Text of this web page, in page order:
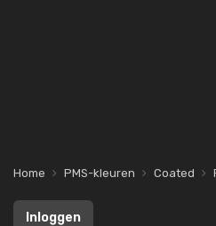
Home PMS-kleuren Coated
Inloggen